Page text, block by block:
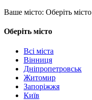
Ваше місто: Оберіть місто
Оберіть місто
Всі міста
Вінниця
Дніпропетровськ
Житомир
Запоріжжя
Київ